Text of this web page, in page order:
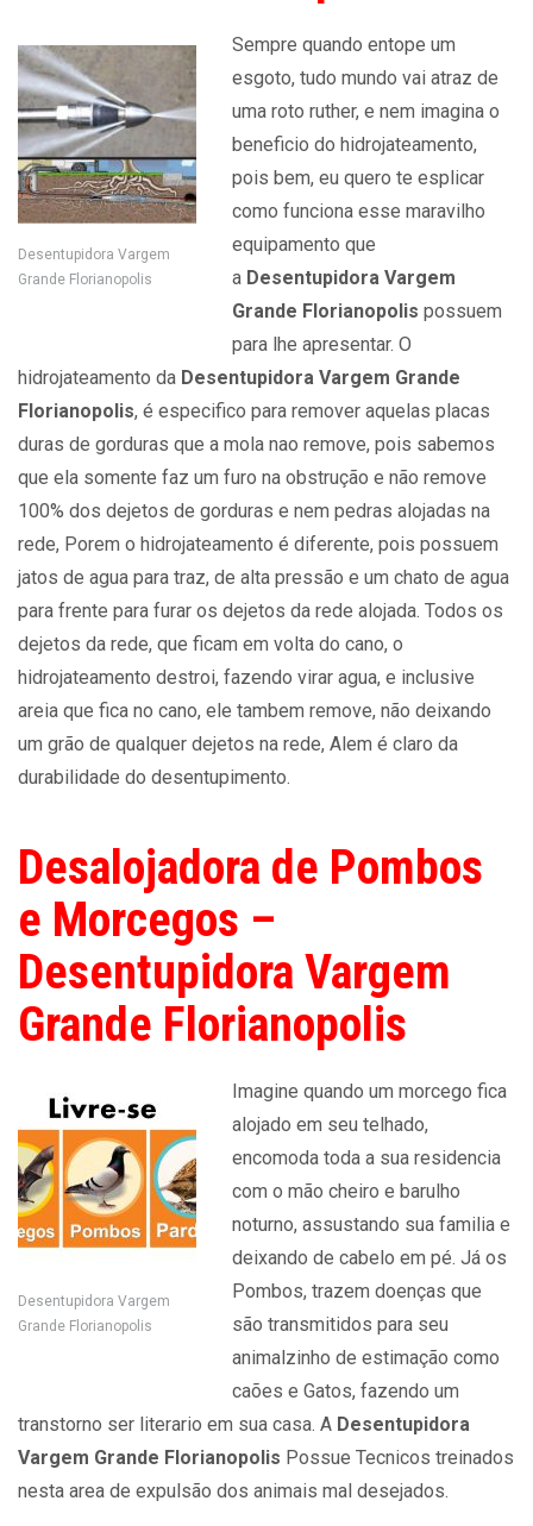
Desentupidora Vargem
Grande Florianopolis
Sempre quando entope um
esgoto, tudo mundo vai atraz de
uma roto ruther, e nem imagina o
beneficio do hidrojateamento,
pois bem, eu quero te esplicar
como funciona esse maravilho
equipamento que
a Desentupidora Vargem
Grande Florianopolis possuem
para lhe apresentar. O
hidrojateamento da Desentupidora Vargem Grande
Florianopolis, é especifico para remover aquelas placas
duras de gorduras que a mola nao remove, pois sabemos
que ela somente faz um furo na obstrução e não remove
100% dos dejetos de gorduras e nem pedras alojadas na
rede, Porem o hidrojateamento é diferente, pois possuem
jatos de agua para traz, de alta pressão e um chato de agua
para frente para furar os dejetos da rede alojada. Todos os
dejetos da rede, que ficam em volta do cano, o
hidrojateamento destroi, fazendo virar agua, e inclusive
areia que fica no cano, ele tambem remove, não deixando
um grão de qualquer dejetos na rede, Alem é claro da
durabilidade do desentupimento.
Desalojadora de Pombos
e Morcegos –
Desentupidora Vargem
Grande Florianopolis
Desentupidora Vargem
Grande Florianopolis
Imagine quando um morcego fica
alojado em seu telhado,
encomoda toda a sua residencia
com o mão cheiro e barulho
noturno, assustando sua familia e
deixando de cabelo em pé. Já os
Pombos, trazem doenças que
são transmitidos para seu
animalzinho de estimação como
caões e Gatos, fazendo um
transtorno ser literario em sua casa. A Desentupidora
Vargem Grande Florianopolis Possue Tecnicos treinados
nesta area de expulsão dos animais mal desejados.